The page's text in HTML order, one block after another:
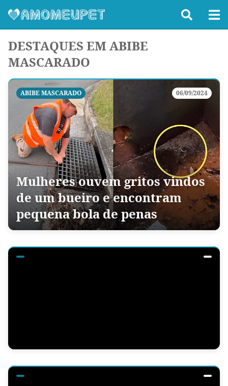
DESTAQUES EM ABIBE
MASCARADO
ABIBE MASCARADO 06/09/2024
Mulheres ouvem gritos vindos
de um bueiro e encontram
pequena bola de penas